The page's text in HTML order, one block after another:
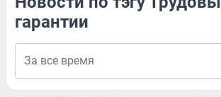
гарантии